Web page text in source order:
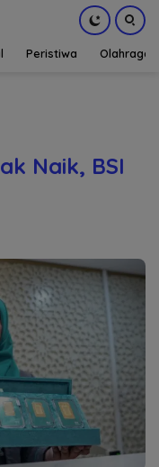
Peristiwa Olahraga
Naik, BSI